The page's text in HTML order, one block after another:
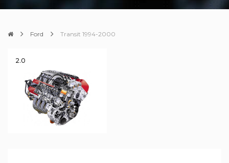
Ford Transit 1994-2000
2.0